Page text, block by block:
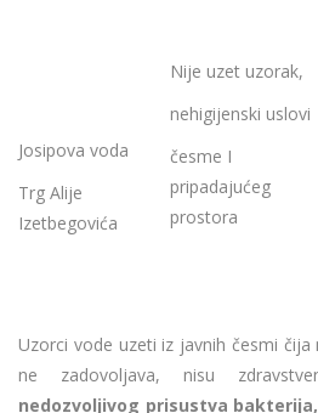
Josipova voda
Trg Alije
Izetbegovića
Nije uzet uzorak,
nehigijenski uslovi
česme I
pripadajućeg
prostora
Uzorci vode uzeti iz javnih česmi čija
ne zadovoljava, nisu
nedozvoljivog prisustva